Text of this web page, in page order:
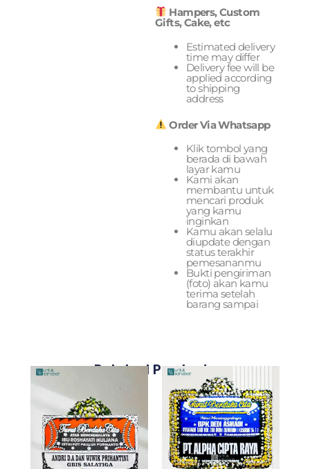
Hampers, Custom
Gifts, Cake, etc
Estimated delivery
time may differ
Delivery fee will be
applied according
to shipping
address
Order Via Whatsapp
Klik tombol yang
berada di bawah
layar kamu
Kami akan
membantu untuk
mencari produk
yang kamu
inginkan
Kamu akan selalu
diupdate dengan
status terakhir
pemesananmu
Bukti pengiriman
(foto) akan kamu
terima setelah
barang sampai
Related Products